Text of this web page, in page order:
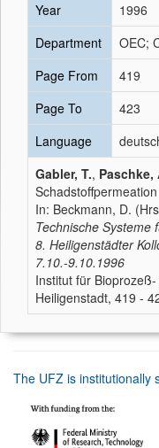
Year
1996
Department
OEC;
Page From
419
Page To
423
Language
Gabler, T., Paschke,
In: Beckmann, D.
Technische Systeme
8. Heiligenstädter
7.10.-9.10.1996
Institut für
Heiligenstadt, 419 -
The UFZ is institutionally